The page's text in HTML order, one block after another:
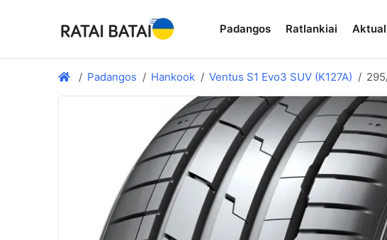
Padangos Ratlankiai
Padangos Hankook Ventus S1 Evo3 SUV (K127A)